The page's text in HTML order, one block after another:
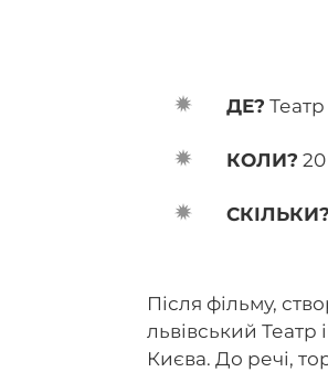
ДЕ?
КОЛИ? 20
СКІЛЬКИ?
Після фільму,
львівський Театр
Києва. До речі,